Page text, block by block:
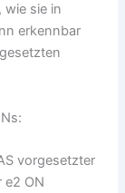
wie sie in
erkennbar
vorgesetzter
e2 ON